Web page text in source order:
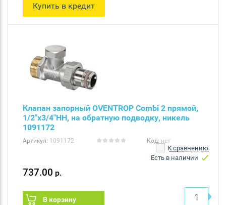
Купить в кредит
Клапан запорный OVENTROP Combi 2 прямой,
1/2"x3/4"НН, на обратную подводку, никель
1091172
Артикул: 1091172 Код: нет
К сравнению
Есть в наличии
737.00 р.
В корзину